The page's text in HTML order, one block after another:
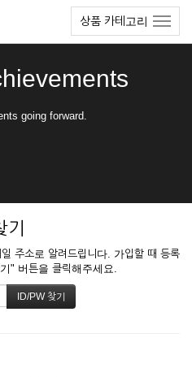
상품 카테고리
going forward.
주소로 알려드립니다. 가입할 때 등록
" 버튼을 클릭해주세요.